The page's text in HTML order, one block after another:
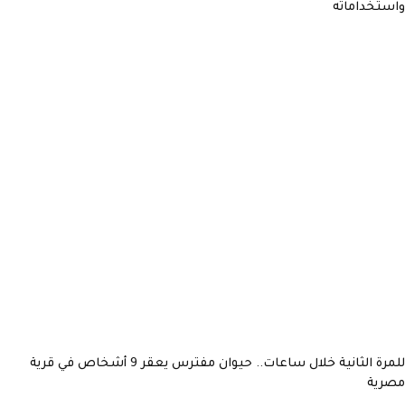
واستخداماته
للمرة الثانية خلال ساعات.. حيوان مفترس يعقر 9 أشخاص في قرية
مصرية